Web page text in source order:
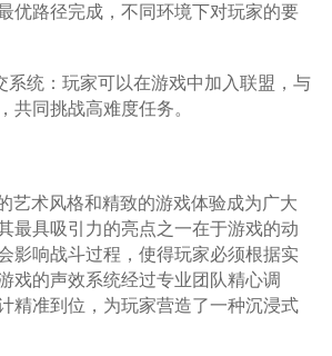
优路径完成，不同环境下对玩家的要
系统：玩家可以在游戏中加入联盟，与
共同挑战高难度任务。
艺术风格和精致的游戏体验成为广大
最具吸引力的亮点之一在于游戏的动
影响战斗过程，使得玩家必须根据实
戏的声效系统经过专业团队精心调
精准到位，为玩家营造了一种沉浸式